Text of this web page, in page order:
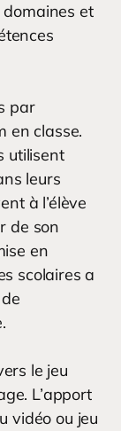
et
par
en classe.
utilisent
leurs
à l’élève
de son
en
scolaires a
le jeu
L’apport
vidéo ou jeu